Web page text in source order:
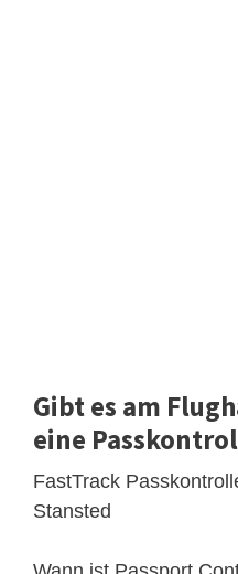
Gibt es am
eine
FastTrack
Stansted